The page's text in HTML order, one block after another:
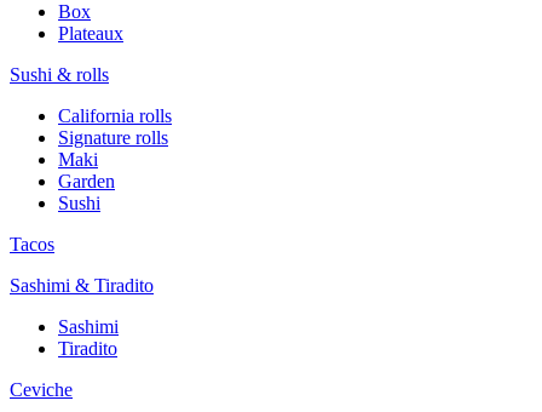
Box
Plateaux
Sushi & rolls
California rolls
Signature rolls
Maki
Garden
Sushi
Tacos
Sashimi & Tiradito
Sashimi
Tiradito
Ceviche